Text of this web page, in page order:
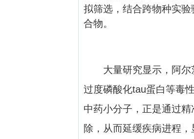
拟筛选，结合跨物种实
合物。
大量研究显示，阿尔
过度磷酸化tau蛋白等毒
中药小分子，正是通过
除，从而延缓疾病进程